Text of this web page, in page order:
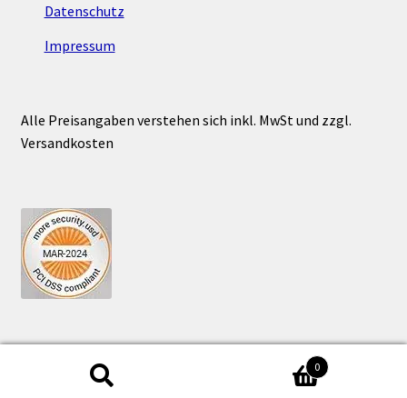
Datenschutz
Impressum
Alle Preisangaben verstehen sich inkl. MwSt und zzgl.
Versandkosten
0